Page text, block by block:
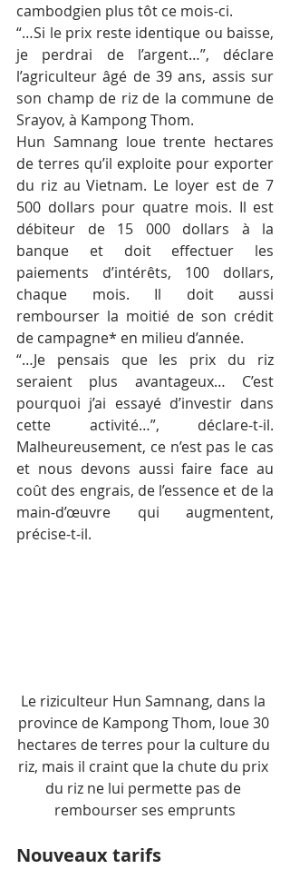
cambodgien plus tôt ce mois-ci.
“…Si le prix reste identique ou baisse,
je perdrai de l’argent…”, déclare
l’agriculteur âgé de 39 ans, assis sur
son champ de riz de la commune de
Srayov, à Kampong Thom.
Hun Samnang loue trente hectares
de terres qu’il exploite pour exporter
du riz au Vietnam. Le loyer est de 7
500 dollars pour quatre mois. Il est
débiteur de 15 000 dollars à la
banque et doit effectuer les
paiements d’intérêts, 100 dollars,
chaque mois. Il doit aussi
rembourser la moitié de son crédit
de campagne* en milieu d’année.
“…Je pensais que les prix du riz
seraient plus avantageux… C’est
pourquoi j’ai essayé d’investir dans
cette activité…”, déclare-t-il.
Malheureusement, ce n’est pas le cas
et nous devons aussi faire face au
coût des engrais, de l’essence et de la
main-d’œuvre qui augmentent,
précise-t-il.
Le riziculteur Hun Samnang, dans la
province de Kampong Thom, loue 30
hectares de terres pour la culture du
riz, mais il craint que la chute du prix
du riz ne lui permette pas de
rembourser ses emprunts
Nouveaux tarifs